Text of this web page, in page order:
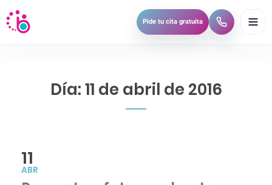
Pide tu cita gratuita
A
b
Día:11 de abril de 2016
11
ABR